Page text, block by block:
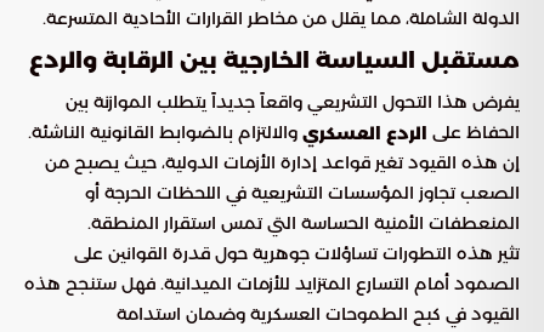
الدولة الشاملة، مما يقلل من مخاطر القرارات الأحادية المتسرعة.
مستقبل السياسة الخارجية بين الرقابة والردع
يفرض هذا التحول التشريعي واقعاً جديداً يتطلب الموازنة بين
الحفاظ على الردع العسكري والالتزام بالضوابط القانونية الناشئة.
إن هذه القيود تغير قواعد إدارة الأزمات الدولية، حيث يصبح من
الصعب تجاوز المؤسسات التشريعية في اللحظات الحرجة أو
المنعطفات الأمنية الحساسة التي تمس استقرار المنطقة.
تثير هذه التطورات تساؤلات جوهرية حول قدرة القوانين على
الصمود أمام التسارع المتزايد للأزمات الميدانية. فهل ستنجح هذه
القيود في كبح الطموحات العسكرية وضمان استدامة